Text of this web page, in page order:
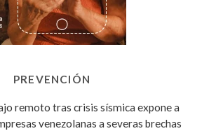
PREVENCIÓN
remoto tras crisis sísmica expone a
venezolanas a severas brechas